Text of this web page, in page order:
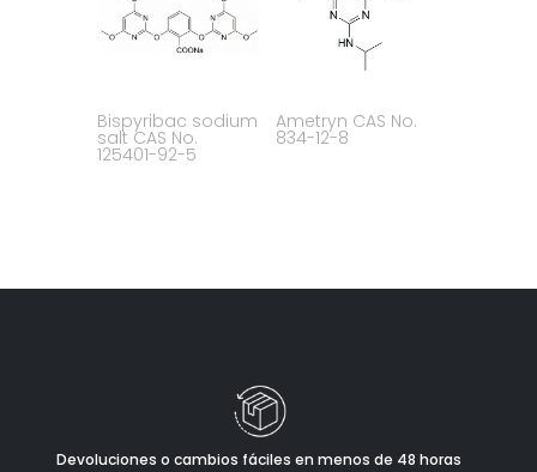
Bispyribac sodium
salt CAS No.
125401-92-5
Ametryn CAS No.
834-12-8
Devoluciones o cambios fáciles en menos de 48 horas